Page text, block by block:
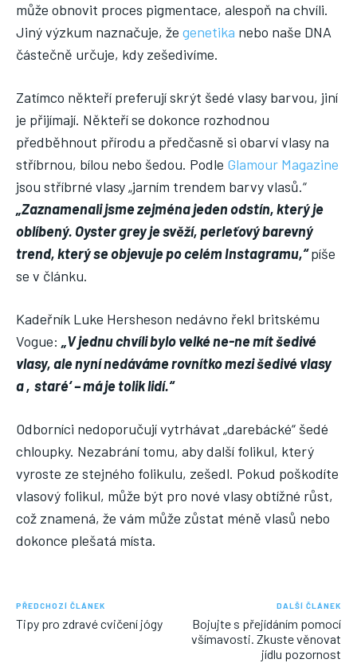
může obnovit proces pigmentace, alespoň na chvíli.
Jiný výzkum naznačuje, že genetika nebo naše DNA
částečně určuje, kdy zešedivíme.
Zatímco někteří preferují skrýt šedé vlasy barvou, jiní
je přijímají. Někteří se dokonce rozhodnou
předběhnout přírodu a předčasně si obarví vlasy na
stříbrnou, bílou nebo šedou. Podle Glamour Magazine
jsou stříbrné vlasy „jarním trendem barvy vlasů.“
„Zaznamenali jsme zejména jeden odstín, který je
oblíbený. Oyster grey je svěží, perleťový barevný
trend, který se objevuje po celém Instagramu,“píše
se v článku.
Kadeřník Luke Hersheson nedávno řekl britskému
Vogue: „V jednu chvíli bylo velké ne-ne mít šedivé
vlasy, ale nyní nedáváme rovnítko mezi šedivé vlasy
a ‚staré‘ – má je tolik lidí.“
Odborníci nedoporučují vytrhávat „darebácké“ šedé
chloupky. Nezabrání tomu, aby další folikul, který
vyroste ze stejného folikulu, zešedl. Pokud poškodíte
vlasový folikul, může být pro nové vlasy obtížné růst,
což znamená, že vám může zůstat méně vlasů nebo
dokonce plešatá místa.
PŘEDCHOZÍ ČLÁNEK
Tipy pro zdravé cvičení jógy
DALŠÍ ČLÁNEK
Bojujte s přejídáním pomocí
všímavosti. Zkuste věnovat
jídlu pozornost